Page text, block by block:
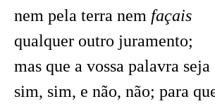
nem pela terra nem façais
qualquer outro juramento;
mas que a vossa palavra seja
sim, sim, e não, não; para